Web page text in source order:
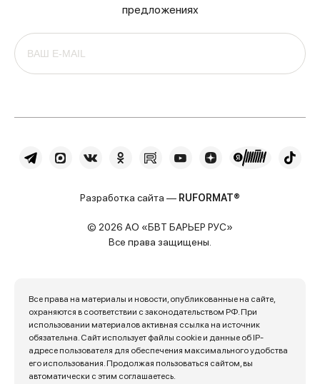
предложениях
Разработка сайта — RUFORMAT®
© 2026 АО «БВТ БАРЬЕР РУС»
Все права защищены.
Все права на материалы и новости, опубликованные на сайте,
охраняются в соответствии с законодательством РФ. При
использовании материалов активная ссылка на источник
обязательна. Сайт использует файлы cookie и данные об IP-
адресе пользователя для обеспечения максимального удобства
его использования. Продолжая пользоваться сайтом, вы
автоматически с этим соглашаетесь.